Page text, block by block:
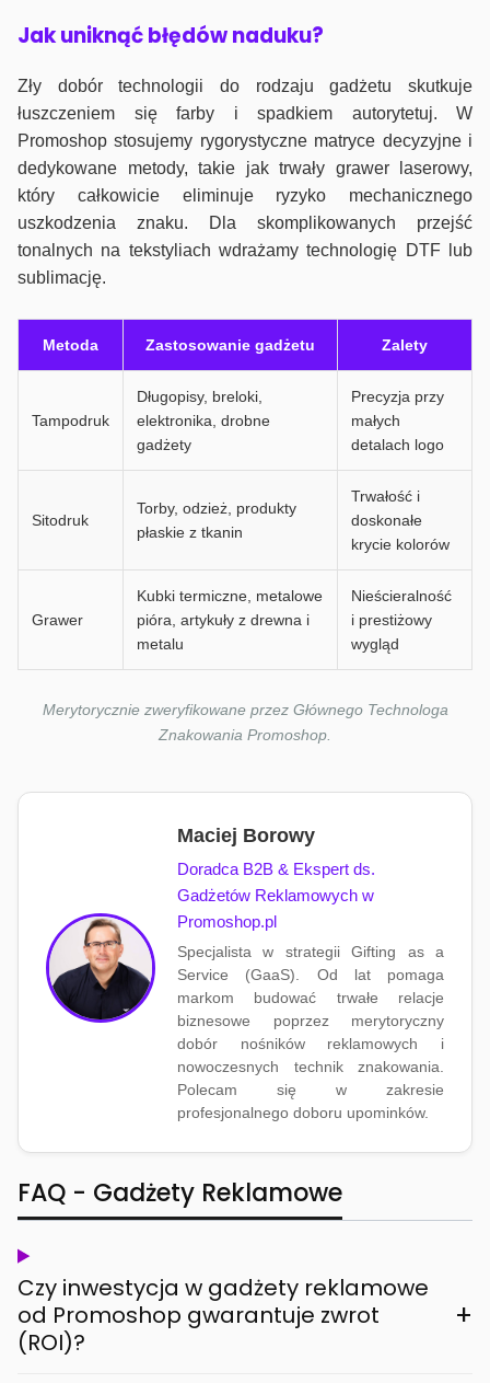
Jak uniknąć błędów naduku?
Zły dobór technologii do rodzaju gadżetu skutkuje
łuszczeniem się farby i spadkiem autorytetuj. W
Promoshop stosujemy rygorystyczne matryce decyzyjne i
dedykowane metody, takie jak trwały grawer laserowy,
który całkowicie eliminuje ryzyko mechanicznego
uszkodzenia znaku. Dla skomplikowanych przejść
tonalnych na tekstyliach wdrażamy technologię DTF lub
sublimację.
Metoda Zastosowanie gadżetu Zalety
Tampodruk
Długopisy, breloki,
elektronika, drobne
gadżety
Precyzja przy
małych
detalach logo
Sitodruk
Torby, odzież, produkty
płaskie z tkanin
Trwałość i
doskonałe
krycie kolorów
Grawer
Kubki termiczne, metalowe
pióra, artykuły z drewna i
metalu
Nieścieralność
i prestiżowy
wygląd
Merytorycznie zweryfikowane przez Głównego Technologa
Znakowania Promoshop.
Maciej Borowy
Doradca B2B & Ekspert ds.
Gadżetów Reklamowych w
Promoshop.pl
Specjalista w strategii Gifting as a
Service (GaaS). Od lat pomaga
markom budować trwałe relacje
biznesowe poprzez merytoryczny
dobór nośników reklamowych i
nowoczesnych technik znakowania.
Polecam się w zakresie
profesjonalnego doboru upominków.
FAQ - Gadżety Reklamowe
Czy inwestycja w gadżety reklamowe
od Promoshop gwarantuje zwrot
(ROI)?
+